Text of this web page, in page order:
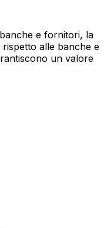
e fornitori, la
rispetto alle banche e
un valore